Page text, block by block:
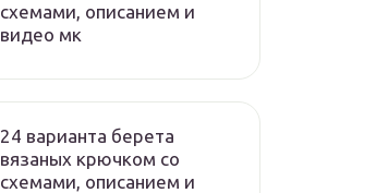
схемами, описанием и
видео мк
24 варианта берета
вязаных крючком со
схемами, описанием и